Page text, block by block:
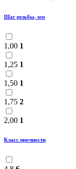
Шаг резьбы, мм
1,00 1
1,25 1
1,50 1
1,75 2
2,00 1
Класс прочности